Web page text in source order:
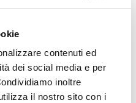
contenuti ed
dei social media e per
inoltre
il nostro sito con i